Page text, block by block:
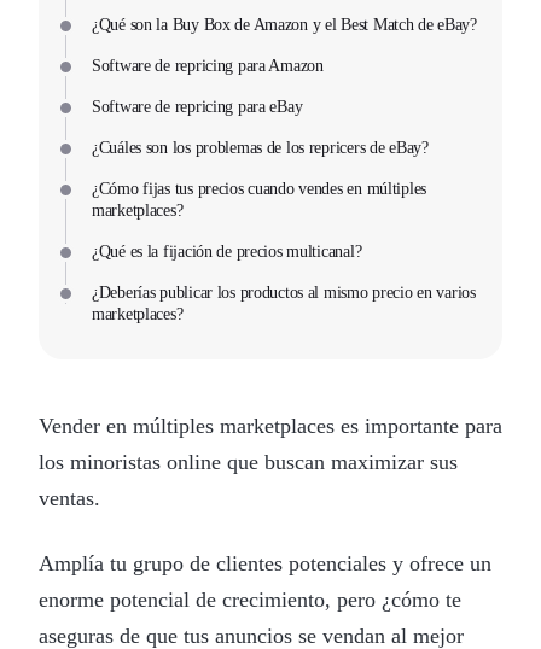
¿Qué son la Buy Box de Amazon y el Best Match de eBay?
Software de repricing para Amazon
Software de repricing para eBay
¿Cuáles son los problemas de los repricers de eBay?
¿Cómo fijas tus precios cuando vendes en múltiples
marketplaces?
¿Qué es la fijación de precios multicanal?
¿Deberías publicar los productos al mismo precio en varios
marketplaces?
Vender en múltiples marketplaces es importante para
los minoristas online que buscan maximizar sus
ventas.
Amplía tu grupo de clientes potenciales y ofrece un
enorme potencial de crecimiento, pero ¿cómo te
aseguras de que tus anuncios se vendan al mejor